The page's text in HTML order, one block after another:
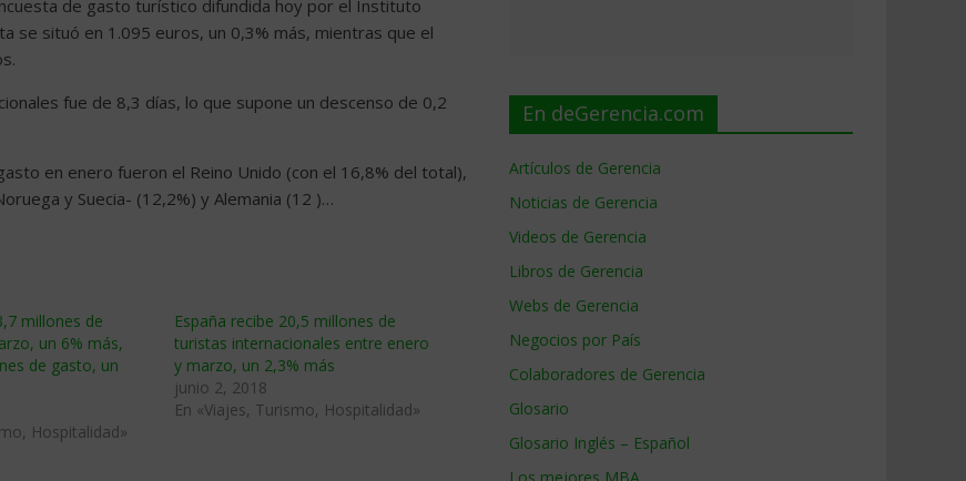
de gasto turístico difundida hoy por el Instituto
se situó en 1.095 euros, un 0,3% más, mientras que el
fue de 8,3 días, lo que supone un descenso de 0,2
en enero fueron el Reino Unido (con el 16,8% del total),
y Suecia- (12,2%) y Alemania (12 )…
millones de
un 6% más,
de gasto, un
Hospitalidad»
España recibe 20,5 millones de
turistas internacionales entre enero
y marzo, un 2,3% más
junio 2, 2018
En «Viajes, Turismo, Hospitalidad»
En deGerencia.com
Artículos de Gerencia
Noticias de Gerencia
Videos de Gerencia
Libros de Gerencia
Webs de Gerencia
Negocios por País
Colaboradores de Gerencia
Glosario
Glosario Inglés – Español